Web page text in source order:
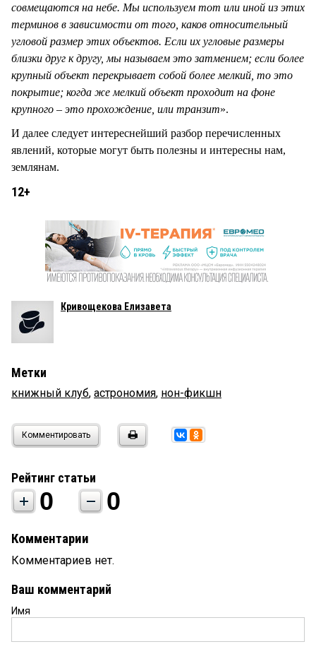
совмещаются на небе. Мы используем тот или иной из этих
терминов в зависимости от того, каков относительный
угловой размер этих объектов. Если их угловые размеры
близки друг к другу, мы называем это затмением; если более
крупный объект перекрывает собой более мелкий, то это
покрытие; когда же мелкий объект проходит на фоне
крупного – это прохождение, или транзит».
И далее следует интереснейший разбор перечисленных
явлений, которые могут быть полезны и интересны нам,
землянам.
12+
Кривощекова Елизавета
Метки
книжный клуб, астрономия, нон-фикшн
Комментировать
Рейтинг статьи
0 0
Комментарии
Комментариев нет.
Ваш комментарий
Имя